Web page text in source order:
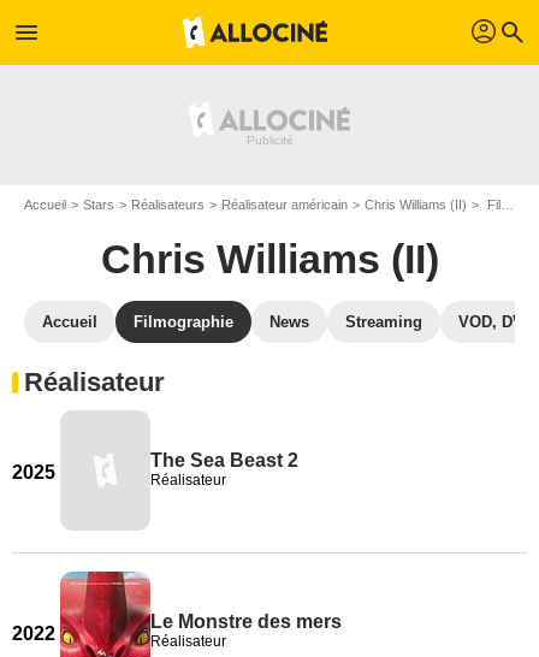
menu profil search
Accueil Stars Réalisateurs Réalisateur américain Chris Williams (II) Filmographie Chris Williams (II)
Chris Williams (II)
Accueil Filmographie News Streaming VOD, DVD
Réalisateur
2025
The Sea Beast 2
Réalisateur
2022
Le Monstre des mers
Réalisateur